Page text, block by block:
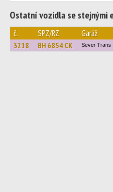
Ostatní vozidla se stejnými
č. SPZ/RZ Garáž
3218 BH 6854 CK Sever Trans